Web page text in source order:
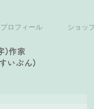
プロフィール ショッ
)作家
いぶん)